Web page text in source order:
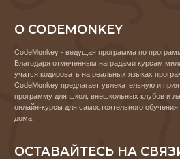
О CODEMONKEY
CodeMonkey - ведущая программа по
Благодаря отмеченным наградами курсам
учатся кодировать на реальных языках
CodeMonkey предлагает увлекательную и
программу для школ, внешкольных клубов и
онлайн-курсы для самостоятельного
дома.
ОСТАВАЙТЕСЬ НА